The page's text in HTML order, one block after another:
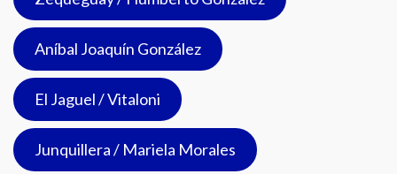
Aníbal Joaquín González
El Jaguel / Vitaloni
Junquillera / Mariela Morales